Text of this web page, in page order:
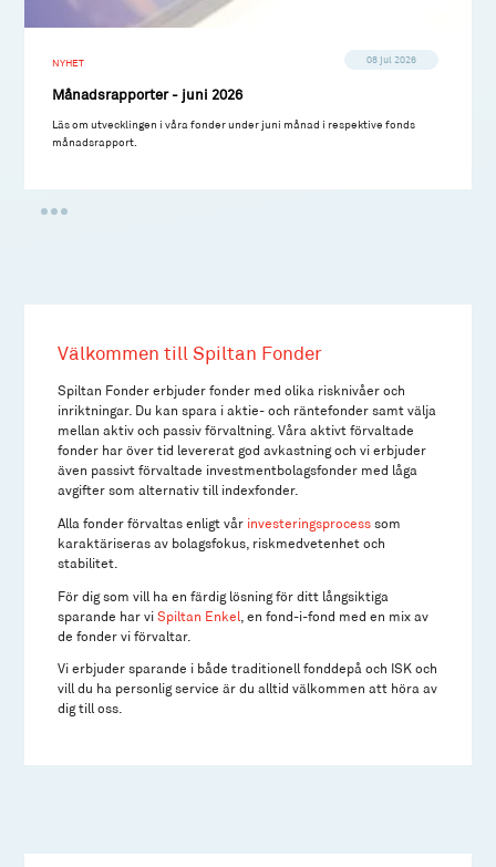
NYHET 08 jul 2026
Månadsrapporter - juni 2026
Läs om utvecklingen i våra fonder under juni månad i respektive fonds
månadsrapport.
Välkommen till Spiltan Fonder
Spiltan Fonder erbjuder fonder med olika risknivåer och
inriktningar. Du kan spara i aktie- och räntefonder samt välja
mellan aktiv och passiv förvaltning. Våra aktivt förvaltade
fonder har över tid levererat god avkastning och vi erbjuder
även passivt förvaltade investmentbolagsfonder med låga
avgifter som alternativ till indexfonder.
Alla fonder förvaltas enligt vår investeringsprocess som
karaktäriseras av bolagsfokus, riskmedvetenhet och
stabilitet.
För dig som vill ha en färdig lösning för ditt långsiktiga
sparande har viSpiltan Enkel , en fond-i-fond med en mix av
de fonder vi förvaltar.
Vi erbjuder sparande i både traditionell fonddepå och ISK och
vill du ha personlig service är du alltid välkommen att höra av
dig till oss.